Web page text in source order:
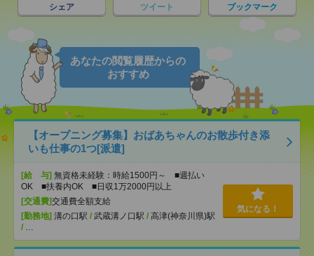
シェア ツイート ブックマーク
あなたの閲覧履歴からの
おすすめ
【オープニング募集】おばあちゃんのお散歩付き添
いも仕事の1つ[派遣]
[給 与] 無資格未経験：時給1500円～ ■週払い
OK ■扶養内OK ■日収1万2000円以上
[交通費]交通費全額支給
[勤務地] 溝の口駅 / 武蔵溝ノ口駅 / 高津(神奈川県)駅
/ …
気になる！